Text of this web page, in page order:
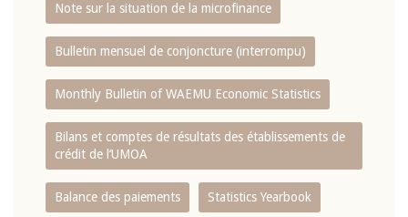
Note sur la situation de la microfinance
Bulletin mensuel de conjoncture (interrompu)
Monthly Bulletin of WAEMU Economic Statistics
Bilans et comptes de résultats des établissements de
crédit de l‘UMOA
Balance des paiements Statistics Yearbook